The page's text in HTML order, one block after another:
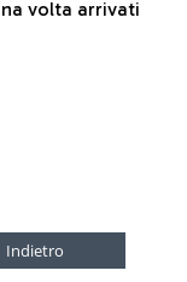
volta arrivati